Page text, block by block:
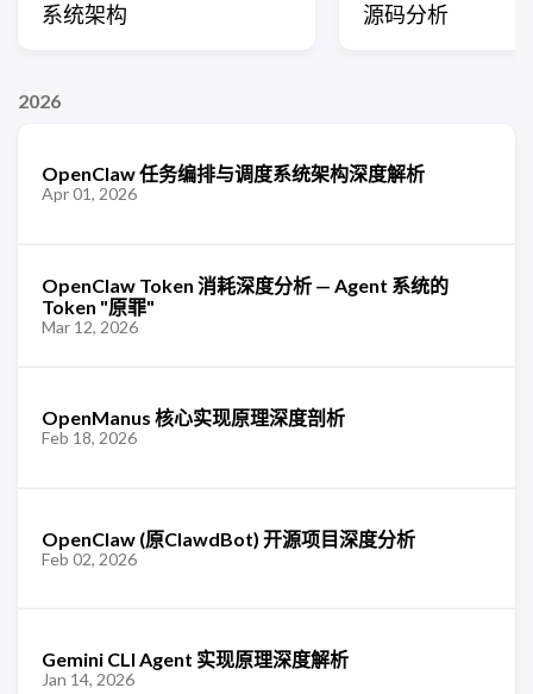
系统架构 源码分析
2026
OpenClaw 任务编排与调度系统架构深度解析
Apr 01, 2026
OpenClaw Token 消耗深度分析 — Agent 系统的
Token "原罪"
Mar 12, 2026
OpenManus 核心实现原理深度剖析
Feb 18, 2026
OpenClaw (原ClawdBot) 开源项目深度分析
Feb 02, 2026
Gemini CLI Agent 实现原理深度解析
Jan 14, 2026